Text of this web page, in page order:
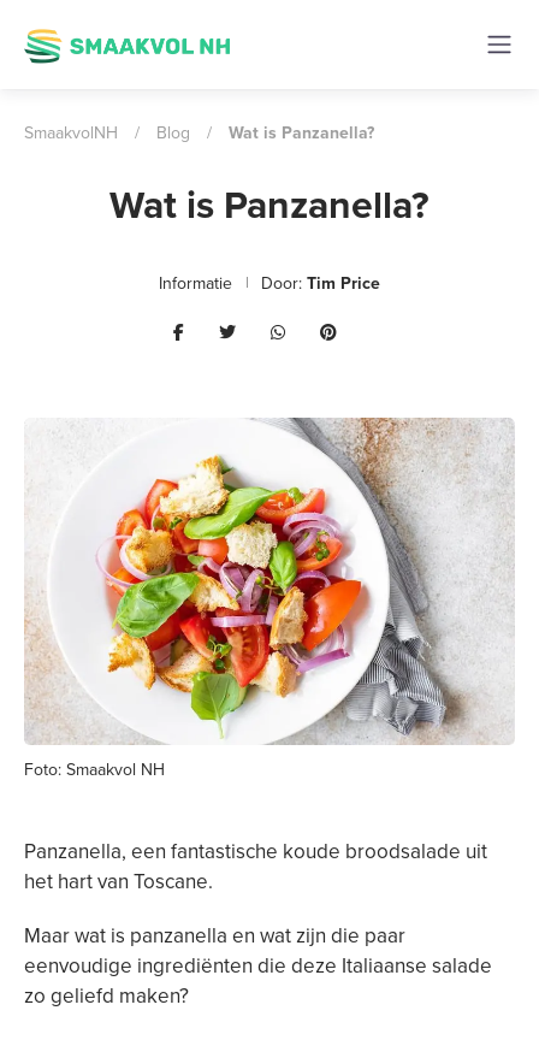
SmaakvolNH / Blog / Wat is Panzanella?
Foto: Smaakvol NH
Wat is Panzanella?
Informatie Door:Tim Price
Panzanella, een fantastische koude broodsalade uit
het hart van Toscane.
Maar wat is panzanella en wat zijn die paar
eenvoudige ingrediënten die deze Italiaanse salade
zo geliefd maken?